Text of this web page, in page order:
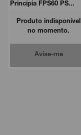
Principia FPS60 PS...
Produto indisponível
no momento.
Avise-me